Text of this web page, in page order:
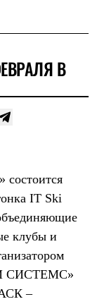
В
состоится
IT Ski
клубы и
СИСТЕМС»
–